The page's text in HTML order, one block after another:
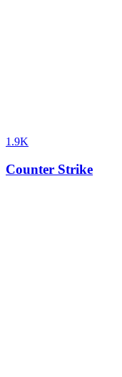
1.9K
Counter Strike